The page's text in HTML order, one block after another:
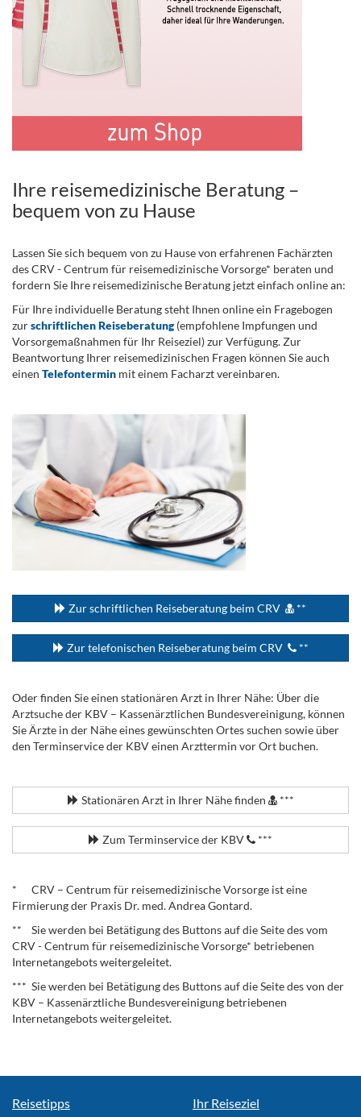
Ihre reisemedizinische Beratung –
bequem von zu Hause
Lassen Sie sich bequem von zu Hause von erfahrenen Fachärzten
des CRV - Centrum für reisemedizinische Vorsorge* beraten und
fordern Sie Ihre reisemedizinische Beratung jetzt einfach online an:
Für Ihre individuelle Beratung steht Ihnen online ein Fragebogen
zurschriftlichen Reiseberatung(empfohlene Impfungen und
Vorsorgemaßnahmen für Ihr Reiseziel) zur Verfügung. Zur
Beantwortung Ihrer reisemedizinischen Fragen können Sie auch
einen Telefontermin mit einem Facharzt vereinbaren.
Zur schriftlichen Reiseberatung beim CRV **
Zur telefonischen Reiseberatung beim CRV **
Oder finden Sie einen stationären Arzt in Ihrer Nähe: Über die
Arztsuche der KBV – Kassenärztlichen Bundesvereinigung, können
Sie Ärzte in der Nähe eines gewünschten Ortes suchen sowie über
den Terminservice der KBV einen Arzttermin vor Ort buchen.
Stationären Arzt in Ihrer Nähe finden ***
Zum Terminservice der KBV ***
* CRV – Centrum für reisemedizinische Vorsorge ist eine
Firmierung der Praxis Dr. med. Andrea Gontard.
** Sie werden bei Betätigung des Buttons auf die Seite des vom
CRV - Centrum für reisemedizinische Vorsorge* betriebenen
Internetangebots weitergeleitet.
*** Sie werden bei Betätigung des Buttons auf die Seite des von der
KBV – Kassenärztliche Bundesvereinigung betriebenen
Internetangebots weitergeleitet.
Reisetipps Ihr Reiseziel